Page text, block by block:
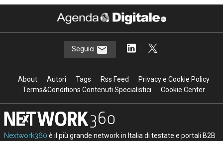
Seguici
About Autori Tags Rss Feed
Privacy e Cookie Policy
Terms&Conditions Contenuti Specialistici
Cookie Center
Nextwork360 è il più grande network in Italia di testate e portali B2B